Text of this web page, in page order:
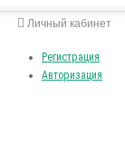
Личный кабинет
Регистрация
Авторизация